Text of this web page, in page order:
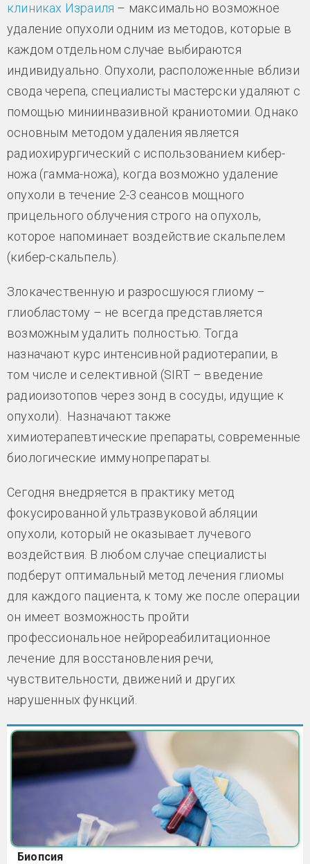
клиниках Израиля – максимально возможное
удаление опухоли одним из методов, которые в
каждом отдельном случае выбираются
индивидуально. Опухоли, расположенные вблизи
свода черепа, специалисты мастерски удаляют с
помощью миниинвазивной краниотомии. Однако
основным методом удаления является
радиохирургический с использованием кибер-
ножа (гамма-ножа), когда возможно удаление
опухоли в течение 2-3 сеансов мощного
прицельного облучения строго на опухоль,
которое напоминает воздействие скальпелем
(кибер-скальпель).
Злокачественную и разросшуюся глиому –
глиобластому – не всегда представляется
возможным удалить полностью. Тогда
назначают курс интенсивной радиотерапии, в
том числе и селективной (SIRT – введение
радиоизотопов через зонд в сосуды, идущие к
опухоли). Назначают также
химиотерапевтические препараты, современные
биологические иммунопрепараты.
Сегодня внедряется в практику метод
фокусированной ультразвуковой абляции
опухоли, который не оказывает лучевого
воздействия. В любом случае специалисты
подберут оптимальный метод лечения глиомы
для каждого пациента, к тому же после операции
он имеет возможность пройти
профессиональное нейрореабилитационное
лечение для восстановления речи,
чувствительности, движений и других
нарушенных функций.
Биопсия